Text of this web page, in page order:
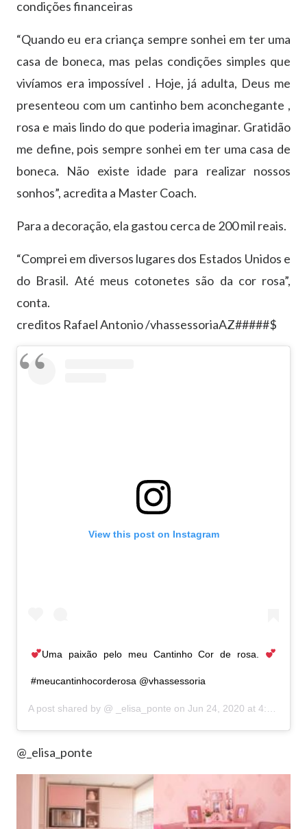
condições financeiras
“Quando eu era criança sempre sonhei em ter uma
casa de boneca, mas pelas condições simples que
vivíamos era impossível . Hoje, já adulta, Deus me
presenteou com um cantinho bem aconchegante ,
rosa e mais lindo do que poderia imaginar. Gratidão
me define, pois sempre sonhei em ter uma casa de
boneca. Não existe idade para realizar nossos
sonhos”, acredita a Master Coach.
Para a decoração, ela gastou cerca de 200 mil reais.
“Comprei em diversos lugares dos Estados Unidos e
do Brasil. Até meus cotonetes são da cor rosa”,
conta.
creditos Rafael Antonio /vhassessoriaAZ#####$
View this post on Instagram
Uma paixão pelo meu Cantinho Cor de rosa.
#meucantinhocorderosa @vhassessoria
A post shared by @ _elisa_ponte on Jun 24, 2020 at 4:31am PDT
@_elisa_ponte